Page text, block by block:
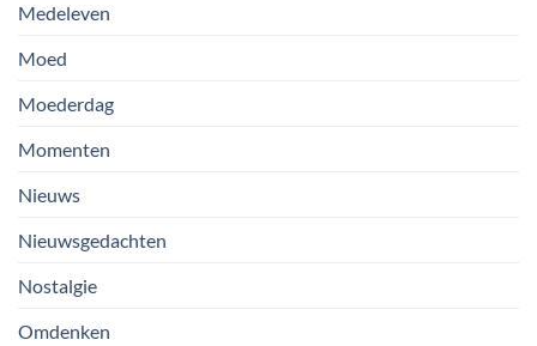
Medeleven
Moed
Moederdag
Momenten
Nieuws
Nieuwsgedachten
Nostalgie
Omdenken